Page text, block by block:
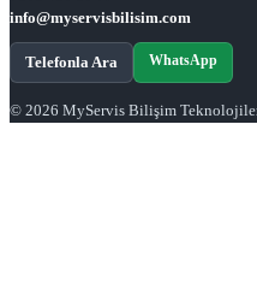
info@myservisbilisim.com
Telefonla Ara WhatsApp
© 2026 MyServis Bilişim